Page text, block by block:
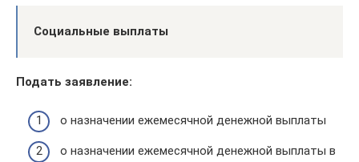
Социальные выплаты
Подать заявление:
о назначении ежемесячной денежной выплаты
о назначении ежемесячной денежной выплаты в